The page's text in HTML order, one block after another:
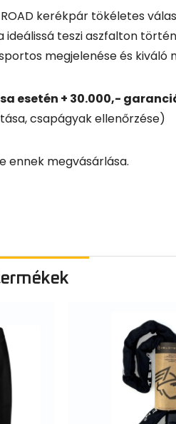
ROAD kerékpár tökéletes
ideálissá teszi aszfalton
megjelenése és
esetén + 30.000,-
csapágyak ellenőrzése)
ennek megvásárlása.